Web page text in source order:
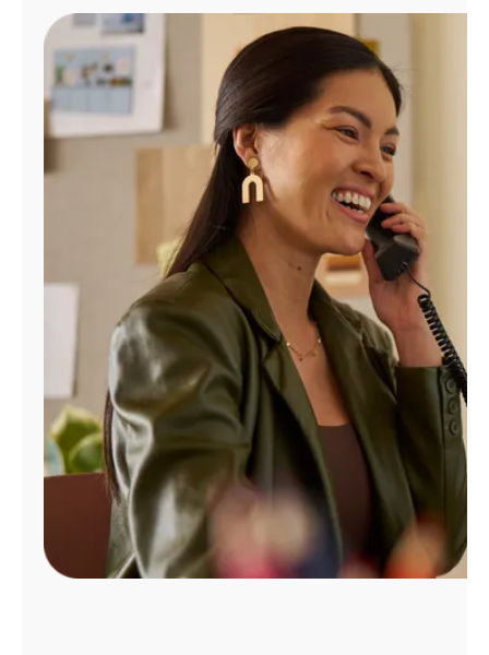
Administrar
cuenta
Encuentra
tienda